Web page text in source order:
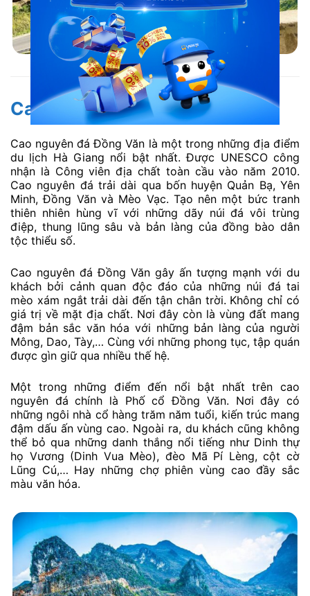
Dốc Thẩm Mã
Cao nguyên đá Đồng Văn
Cao nguyên đá Đồng Văn là một trong những địa điểm
du lịch Hà Giang nổi bật nhất. Được UNESCO công
nhận là Công viên địa chất toàn cầu vào năm 2010.
Cao nguyên đá trải dài qua bốn huyện Quản Bạ, Yên
Minh, Đồng Văn và Mèo Vạc. Tạo nên một bức tranh
thiên nhiên hùng vĩ với những dãy núi đá vôi trùng
điệp, thung lũng sâu và bản làng của đồng bào dân
tộc thiểu số.
Cao nguyên đá Đồng Văn gây ấn tượng mạnh với du
khách bởi cảnh quan độc đáo của những núi đá tai
mèo xám ngắt trải dài đến tận chân trời. Không chỉ có
giá trị về mặt địa chất. Nơi đây còn là vùng đất mang
đậm bản sắc văn hóa với những bản làng của người
Mông, Dao, Tày,… Cùng với những phong tục, tập quán
được gìn giữ qua nhiều thế hệ.
Một trong những điểm đến nổi bật nhất trên cao
nguyên đá chính là Phố cổ Đồng Văn. Nơi đây có
những ngôi nhà cổ hàng trăm năm tuổi, kiến trúc mang
đậm dấu ấn vùng cao. Ngoài ra, du khách cũng không
thể bỏ qua những danh thắng nổi tiếng như Dinh thự
họ Vương (Dinh Vua Mèo), đèo Mã Pí Lèng, cột cờ
Lũng Cú,… Hay những chợ phiên vùng cao đầy sắc
màu văn hóa.